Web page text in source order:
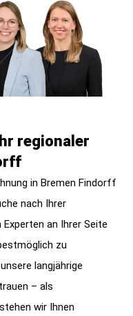
regionaler
in Bremen Findorff
nach Ihrer
an Ihrer Seite
zu
langjährige
– als
wir Ihnen